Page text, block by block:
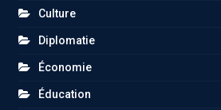
Culture
Diplomatie
Économie
Éducation